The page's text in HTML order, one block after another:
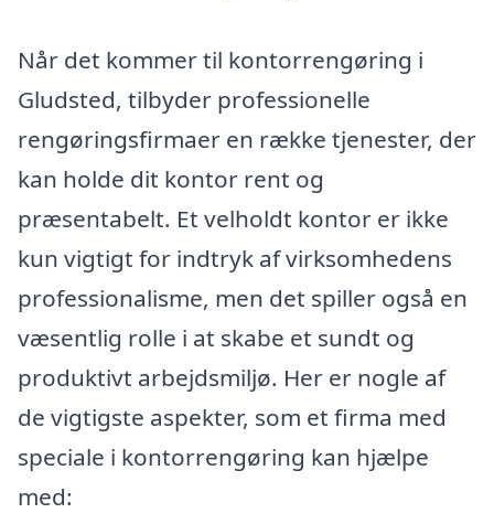
Når det kommer til kontorrengøring i
Gludsted, tilbyder professionelle
rengøringsfirmaer en række tjenester, der
kan holde dit kontor rent og
præsentabelt. Et velholdt kontor er ikke
kun vigtigt for indtryk af virksomhedens
professionalisme, men det spiller også en
væsentlig rolle i at skabe et sundt og
produktivt arbejdsmiljø. Her er nogle af
de vigtigste aspekter, som et firma med
speciale i kontorrengøring kan hjælpe
med: